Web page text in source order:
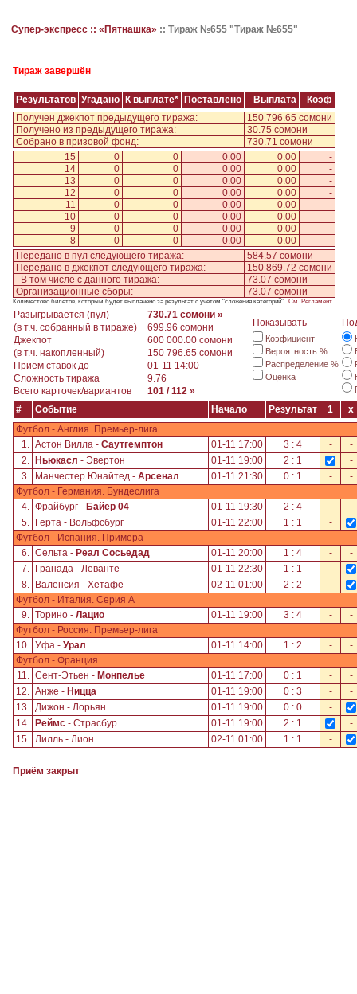
Супер-экспресс :: «Пятнашка» :: Тираж №655 "Тираж №655"
Тираж завершён
Результатов Угадано К выплате* Поставлено Выплата
Коэф
Получен джекпот предыдущего тиража:
150 796.65 сомони
Получено из предыдущего тиража:
30.75 сомони
Собрано в призовой фонд:
730.71 сомони
15
0 0 0.00 0.00
-
14
0 0 0.00 0.00
-
13
0 0 0.00 0.00
-
12
0 0 0.00 0.00
-
11
0 0 0.00 0.00
-
10
0 0 0.00 0.00
-
9
0 0 0.00 0.00
-
8
0 0 0.00 0.00
-
Передано в пул следующего тиража:
584.57 сомони
Передано в джекпот следующего тиража:
150 869.72 сомони
В том числе с данного тиража:
73.07 сомони
Организационные сборы:
73.07 сомони
Количестово билетов, которым будет выплачено за результат с учётом "сложения категорий" . См. Регламент
Разыгрывается (пул)
730.71 сомони »
(в т.ч. собранный в тираже)
699.96 сомони
Джекпот
600 000.00 сомони
(в т.ч. накопленный)
150 796.65 сомони
Прием ставок до
01-11 14:00
Сложность тиража
9.76
Всего карточек/вариантов
101 / 112 »
Показывать
Коэфициент
Вероятность %
Распределение %
Оценка
# Событие Начало Результат 1
x
Футбол - Англия. Премьер-лига
1. Астон Вилла - Саутгемптон 01-11 17:00 3 : 4 -
-
2.
Ньюкасл - Эвертон 01-11 19:00 2 : 1
-
3.
Манчестер Юнайтед - Арсенал 01-11 21:30 0 : 1 -
-
Футбол - Германия. Бундеслига
4. Фрайбург - Байер 04 01-11 19:30 2 : 4 -
-
5.
Герта - Вольфсбург 01-11 22:00 1 : 1
-
Футбол - Испания. Примера
6. Сельта - Реал Сосьедад 01-11 20:00 1 : 4 -
-
7.
Гранада - Леванте 01-11 22:30 1 : 1
-
8.
Валенсия - Хетафе 02-11 01:00 2 : 2
-
Футбол - Италия. Серия А
9. Торино - Лацио 01-11 19:00 3 : 4 -
-
Футбол - Россия. Премьер-лига
10. Уфа - Урал 01-11 14:00 1 : 2 -
-
Футбол - Франция
11. Сент-Этьен - Монпелье 01-11 17:00 0 : 1 -
-
12. Анже - Ницца 01-11 19:00 0 : 3 -
-
13. Дижон - Лорьян 01-11 19:00 0 : 0
-
14.
Реймс - Страсбур 01-11 19:00 2 : 1
-
15. Лилль - Лион 02-11 01:00 1 : 1 -
Приём закрыт